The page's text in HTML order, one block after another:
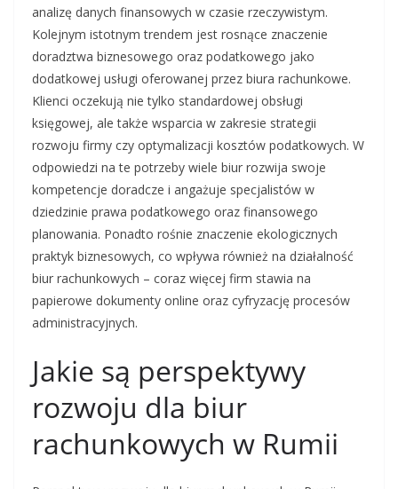
analizę danych finansowych w czasie rzeczywistym.
Kolejnym istotnym trendem jest rosnące znaczenie
doradztwa biznesowego oraz podatkowego jako
dodatkowej usługi oferowanej przez biura rachunkowe.
Klienci oczekują nie tylko standardowej obsługi
księgowej, ale także wsparcia w zakresie strategii
rozwoju firmy czy optymalizacji kosztów podatkowych. W
odpowiedzi na te potrzeby wiele biur rozwija swoje
kompetencje doradcze i angażuje specjalistów w
dziedzinie prawa podatkowego oraz finansowego
planowania. Ponadto rośnie znaczenie ekologicznych
praktyk biznesowych, co wpływa również na działalność
biur rachunkowych – coraz więcej firm stawia na
papierowe dokumenty online oraz cyfryzację procesów
administracyjnych.
Jakie są perspektywy
rozwoju dla biur
rachunkowych w Rumii